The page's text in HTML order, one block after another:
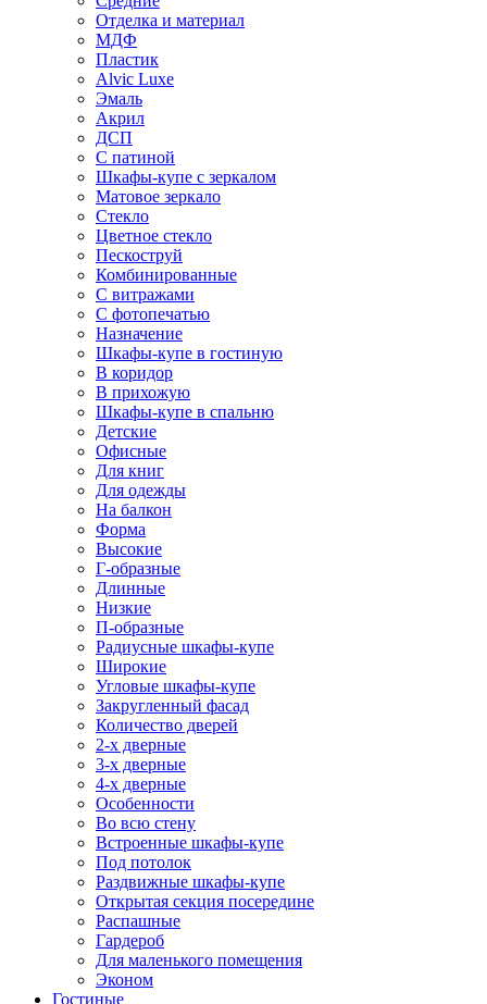
Отделка и материал
МДФ
Пластик
Alvic Luxe
Эмаль
Акрил
ДСП
С патиной
Шкафы-купе с зеркалом
Матовое зеркало
Стекло
Цветное стекло
Пескоструй
Комбинированные
С витражами
С фотопечатью
Назначение
Шкафы-купе в гостиную
В коридор
В прихожую
Шкафы-купе в спальню
Детские
Офисные
Для книг
Для одежды
На балкон
Форма
Высокие
Г-образные
Длинные
Низкие
П-образные
Радиусные шкафы-купе
Широкие
Угловые шкафы-купе
Закругленный фасад
Количество дверей
2-х дверные
3-х дверные
4-х дверные
Особенности
Во всю стену
Встроенные шкафы-купе
Под потолок
Раздвижные шкафы-купе
Открытая секция посередине
Распашные
Гардероб
Для маленького помещения
Эконом
Гостиные